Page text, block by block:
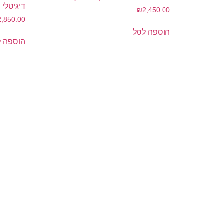
₪2,450.00
הוספה לסל
דיגיטלי
הוספה